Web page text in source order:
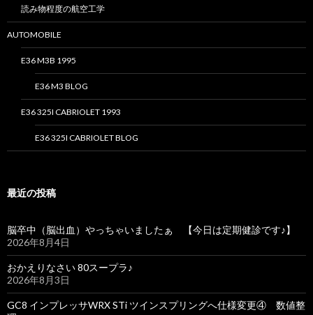
読み物程度の航空工学
AUTOMOBILE
E36 M3B 1995
E36 M3 BLOG
E36 325I CABRIOLET 1993
E36 325I CABRIOLET BLOG
最近の投稿
脳卒中（脳出血）やっちゃいましたぁ 【今日は定期健診です♪】
2026年8月4日
おかえりなさい 80スープラ♪
2026年8月3日
GC8 インプレッサWRX STi ツインスプリングへ仕様変更④ 数値整